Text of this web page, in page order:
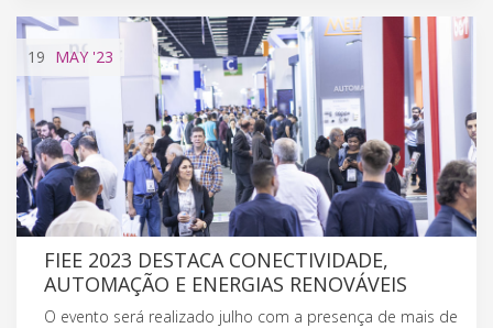
19 MAY'23
FIEE 2023 DESTACA CONECTIVIDADE,
AUTOMAÇÃO E ENERGIAS RENOVÁVEIS
O evento será realizado julho com a presença de mais de